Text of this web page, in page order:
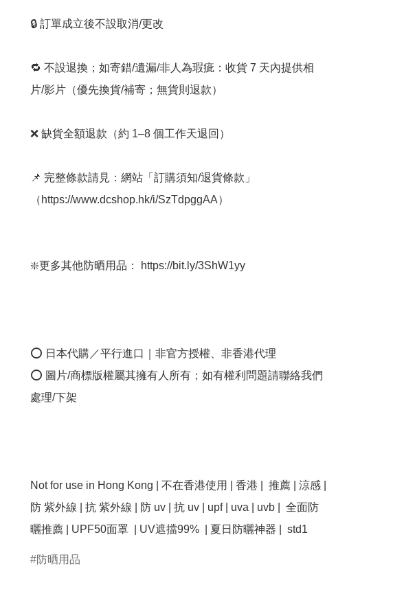
🔒 訂單成立後不設取消/更改
🔁 不設退換；如寄錯/遺漏/非人為瑕疵：收貨 7 天內提供相
片/影片（優先換貨/補寄；無貨則退款）
❌ 缺貨全額退款（約 1–8 個工作天退回）
📌 完整條款請見：網站「訂購須知/退貨條款」
（https://www.dcshop.hk/i/SzTdpggAA）
❇️更多其他防晒用品： https://bit.ly/3ShW1yy
⭕ 日本代購／平行進口｜非官方授權、非香港代理
⭕ 圖片/商標版權屬其擁有人所有；如有權利問題請聯絡我們
處理/下架
Not for use in Hong Kong | 不在香港使用 | 香港 |  推薦 | 涼感 |
防 紫外線 | 抗 紫外線 | 防 uv | 抗 uv | upf | uva | uvb |  全面防
曬推薦 | UPF50面罩  | UV遮擋99%  | 夏日防曬神器 |  std1
防晒用品